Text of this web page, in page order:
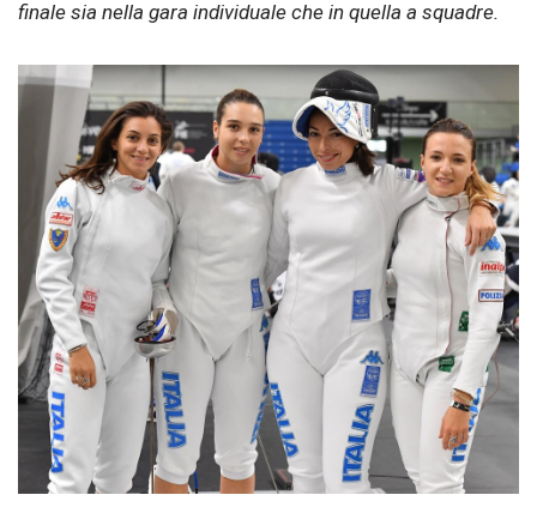
finale sia nella gara individuale che in quella a squadre.